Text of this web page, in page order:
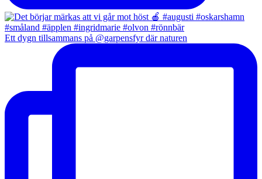
Ett dygn tillsammans på @garpensfyr där naturen